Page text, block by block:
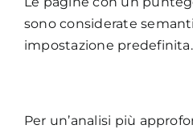
sono considerate
impostazione predefinita.
Per un’analisi più